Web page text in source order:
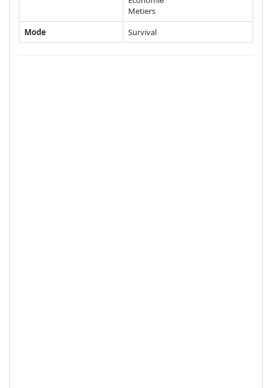
Metiers
Mode
Survival